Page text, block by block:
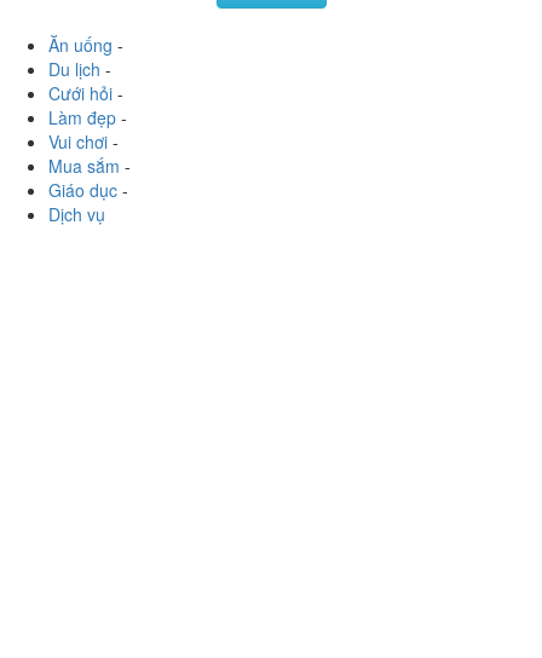
Ăn uống -
Du lịch -
Cưới hỏi -
Làm đẹp -
Vui chơi -
Mua sắm -
Giáo dục -
Dịch vụ